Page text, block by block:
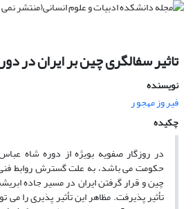
تاثیر سفالگری چین بر ایران در
نویسنده
فیر وز مهجو ر
چکیده
در روزگار صفویه بویژه از دوره شاه
حکومت می باشد، به علت گسترش روابط
چین و قرار گرفتن ایران در مسیر جاده
تأثیر پذیرفت. مظاهر این تأثیر پذیری را می